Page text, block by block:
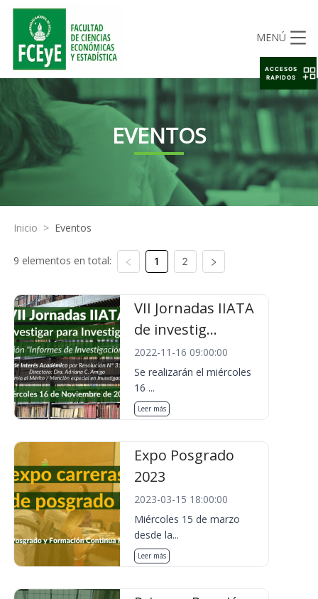
MENÚ
EVENTOS
Inicio > Eventos
9 elementos en total: 1 2
VII Jornadas IIATA
de investig...
2022-11-16 09:00:00
Se realizarán el miércoles
16 ...
Leer más
Expo Posgrado
2023
2023-03-15 18:00:00
Miércoles 15 de marzo
desde la...
Leer más
ACCESOS
RAPIDOS